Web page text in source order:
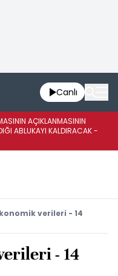
Canlı
AÇIKLANMASININ
ABLUKAYI KALDIRACAK -
verileri - 14
- 14